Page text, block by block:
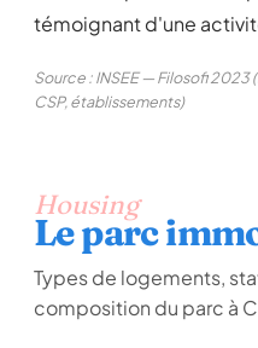
témoignant d'une
Source : INSEE — Filosofi
CSP, établissements)
Housing
Le parc
Types de logements,
composition du parc à